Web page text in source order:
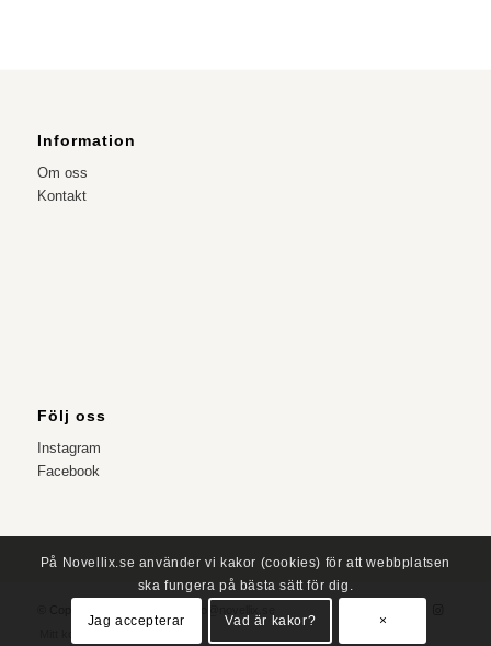
Information
Om oss
Kontakt
Följ oss
Instagram
Facebook
På Novellix.se använder vi kakor (cookies) för att webbplatsen
ska fungera på bästa sätt för dig.
Jag accepterar Vad är kakor? ×